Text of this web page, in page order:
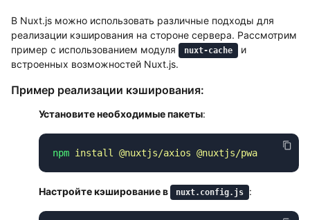
В Nuxt.js можно использовать различные подходы для
реализации кэширования на стороне сервера. Рассмотрим
пример с использованием модуля
nuxt-cache
и
встроенных возможностей Nuxt.js.
Пример реализации кэширования:
Установите необходимые пакеты:
npm install @nuxtjs/axios
Настройте кэширование в nuxt.config.js :